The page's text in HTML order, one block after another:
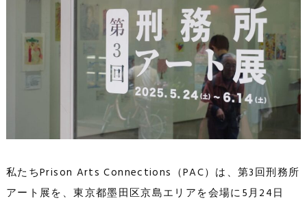
私たちPrison Arts Connections（PAC）は、第3回刑務所
アート展を、東京都墨田区京島エリアを会場に5月24日